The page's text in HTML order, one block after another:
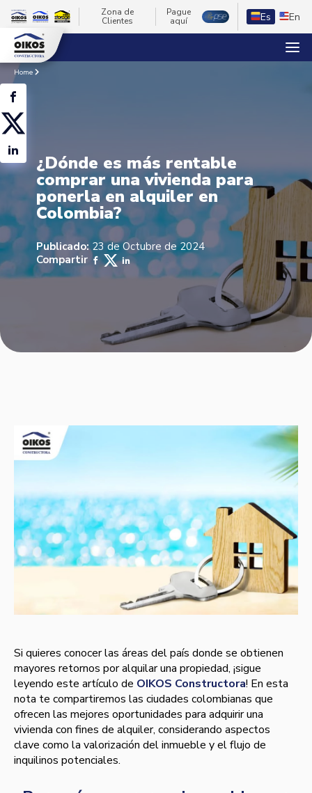
Zona de
Clientes
Pague
aquí
Es En
Home
¿Dónde es más rentable
comprar una vivienda para
ponerla en alquiler en
Colombia?
Publicado:23 de Octubre de 2024
Compartir
Si quieres conocer las áreas del país donde se obtienen
mayores retornos por alquilar una propiedad, ¡sigue
leyendo este artículo de OIKOS Constructora! En esta
nota te compartiremos las ciudades colombianas que
ofrecen las mejores oportunidades para adquirir una
vivienda con fines de alquiler, considerando aspectos
clave como la valorización del inmueble y el flujo de
inquilinos potenciales.